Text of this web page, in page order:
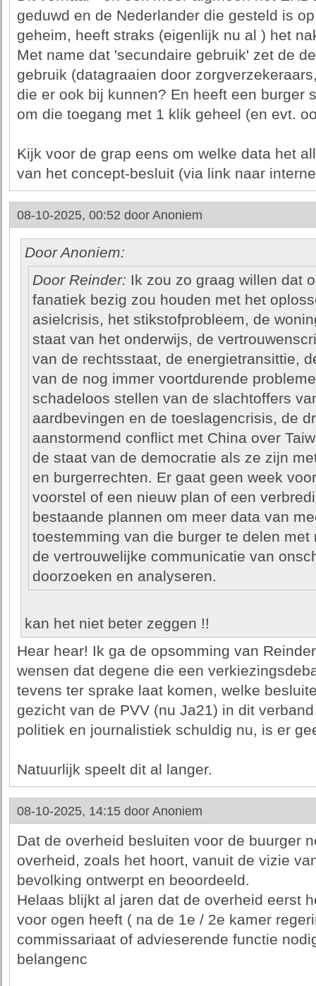
geduwd en de Nederlander die gesteld is
geheim, heeft straks (eigenlijk nu al ) het
Met name dat 'secundaire gebruik' zet de
gebruik (datagraaien door
die er ook bij kunnen? En heeft een burger
om die toegang met 1 klik geheel (en evt.
Kijk voor de grap eens om welke data het
van het concept-besluit (via link naar
08-10-2025, 00:52 door Anoniem
Door Anoniem:
Door Reinder: Ik zou zo graag willen dat
fanatiek bezig zou houden met het
asielcrisis, het stikstofprobleem, de
staat van het onderwijs, de
van de rechtsstaat, de energietransittie,
van de nog immer voortdurende
schadeloos stellen van de slachtoffers
aardbevingen en de toeslagencrisis, de
aanstormend conflict met China over
de staat van de democratie als ze zijn
en burgerrechten. Er gaat geen week
voorstel of een nieuw plan of een
bestaande plannen om meer data van
toestemming van die burger te delen
de vertrouwelijke communicatie van
doorzoeken en analyseren.
kan het niet beter zeggen !!
Hear hear! Ik ga de opsomming van
wensen dat degene die een
tevens ter sprake laat komen, welke
gezicht van de PVV (nu Ja21) in dit
politiek en journalistiek schuldig nu, is er
Natuurlijk speelt dit al langer.
08-10-2025, 14:15 door Anoniem
Dat de overheid besluiten voor de buurger
overheid, zoals het hoort, vanuit de vizie
bevolking ontwerpt en beoordeeld.
Helaas blijkt al jaren dat de overheid eerst
voor ogen heeft ( na de 1e / 2e kamer
commissariaat of advieserende functie
belangenc